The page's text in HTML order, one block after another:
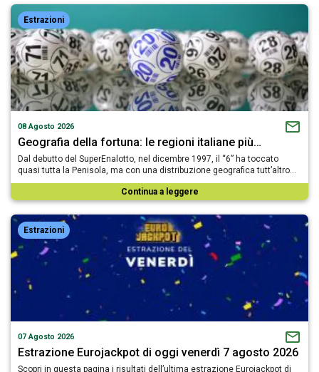
Estrazioni
08 Agosto 2026
Geografia della fortuna: le regioni italiane più…
Dal debutto del SuperEnalotto, nel dicembre 1997, il “6” ha toccato
quasi tutta la Penisola, ma con una distribuzione geografica tutt’altro…
Continua a leggere
Estrazioni
07 Agosto 2026
Estrazione Eurojackpot di oggi venerdì 7 agosto 2026
Scopri in questa pagina i risultati dell’ultima estrazione Eurojackpot di